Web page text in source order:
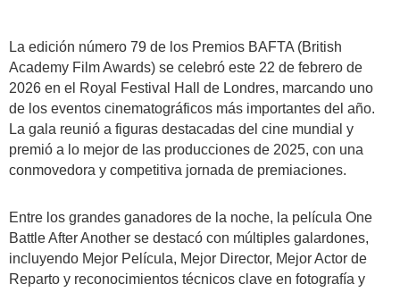
La edición número 79 de los Premios BAFTA (British
Academy Film Awards) se celebró este 22 de febrero de
2026 en el Royal Festival Hall de Londres, marcando uno
de los eventos cinematográficos más importantes del año.
La gala reunió a figuras destacadas del cine mundial y
premió a lo mejor de las producciones de 2025, con una
conmovedora y competitiva jornada de premiaciones.
Entre los grandes ganadores de la noche, la película One
Battle After Another se destacó con múltiples galardones,
incluyendo Mejor Película, Mejor Director, Mejor Actor de
Reparto y reconocimientos técnicos clave en fotografía y